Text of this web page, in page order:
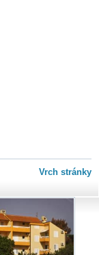
Vrch stránky